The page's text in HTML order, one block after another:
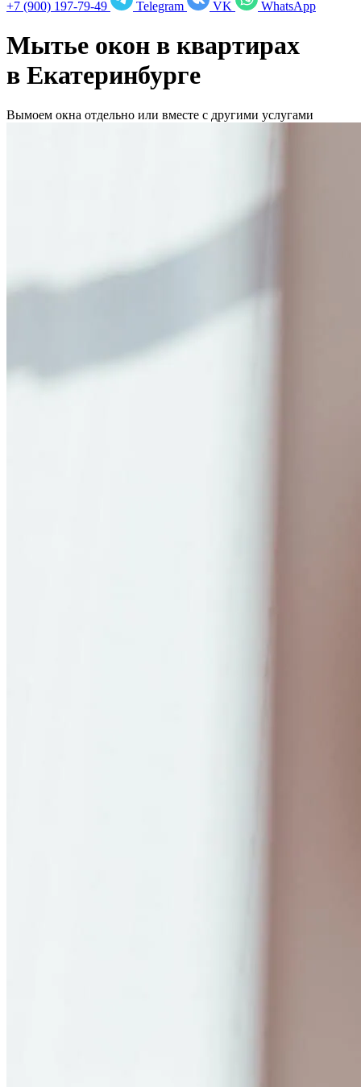
+7 (900) 197-79-49 Telegram VK WhatsApp
Мытье окон в квартирах
в Екатеринбурге
Вымоем окна отдельно или вместе с другими услугами